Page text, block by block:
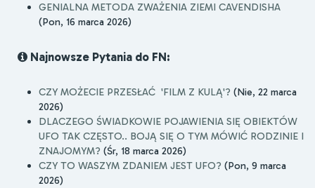
GENIALNA METODA ZWAŻENIA ZIEMI CAVENDISHA
(Pon, 16 marca 2026)
Najnowsze Pytania do FN:
CZY MOŻECIE PRZESŁAĆ 'FILM Z KULĄ'? (Nie, 22 marca
2026)
DLACZEGO ŚWIADKOWIE POJAWIENIA SIĘ OBIEKTÓW
UFO TAK CZĘSTO.. BOJĄ SIĘ O TYM MÓWIĆ RODZINIE I
ZNAJOMYM? (Śr, 18 marca 2026)
CZY TO WASZYM ZDANIEM JEST UFO? (Pon, 9 marca
2026)